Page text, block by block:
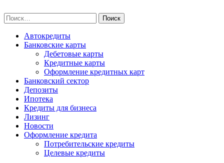
to
content
Найти:
Автокредиты
Банковские карты
Дебетовые карты
Кредитные карты
Оформление кредитных карт
Банковский сектор
Депозиты
Ипотека
Кредиты для бизнеса
Лизинг
Новости
Оформление кредита
Потребительские кредиты
Целевые кредиты